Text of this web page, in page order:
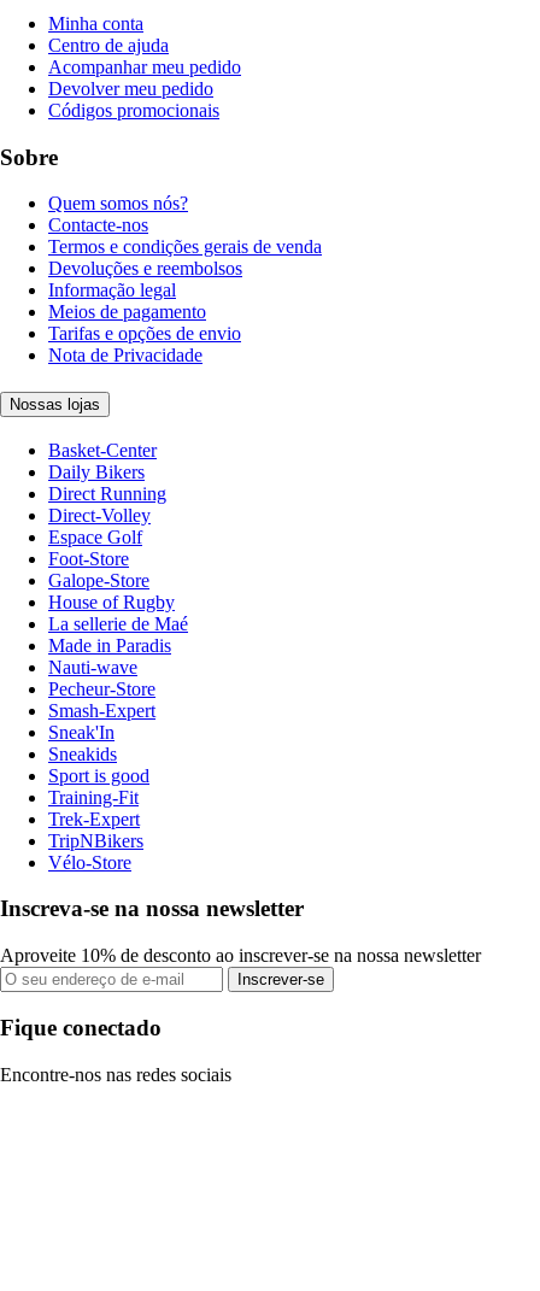
Minha conta
Centro de ajuda
Acompanhar meu pedido
Devolver meu pedido
Códigos promocionais
Sobre
Quem somos nós?
Contacte-nos
Termos e condições gerais de venda
Devoluções e reembolsos
Informação legal
Meios de pagamento
Tarifas e opções de envio
Nota de Privacidade
Nossas lojas
Basket-Center
Daily Bikers
Direct Running
Direct-Volley
Espace Golf
Foot-Store
Galope-Store
House of Rugby
La sellerie de Maé
Made in Paradis
Nauti-wave
Pecheur-Store
Smash-Expert
Sneak'In
Sneakids
Sport is good
Training-Fit
Trek-Expert
TripNBikers
Vélo-Store
Inscreva-se na nossa newsletter
Aproveite 10% de desconto ao inscrever-se na nossa newsletter
Inscrever-se
Fique conectado
Encontre-nos nas redes sociais